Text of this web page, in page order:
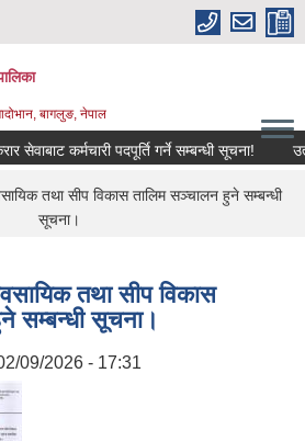
बागलुङ, नेपाल
कर्मचारी पदपूर्ति गर्ने सम्बन्धी सूचना!
तथा सीप विकास तालिम सञ्चालन हुने सम्बन्धी
सूचना।
तथा सीप विकास
सम्बन्धी सूचना।
09/2026 - 17:31